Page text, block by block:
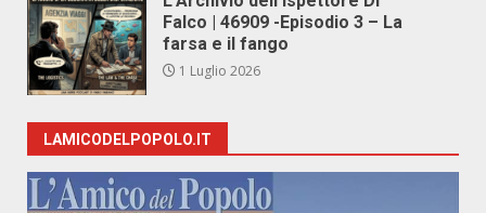
Falco | 46909 -Episodio 3 – La
farsa e il fango
1 Luglio 2026
LAMICODELPOPOLO.IT